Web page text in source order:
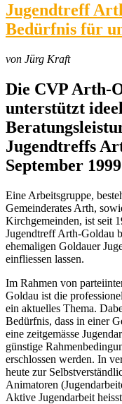
Jugendtreff
Bedürfnis für
von Jürg Kraft
Die CVP Arth-
unterstützt
Jugendtreffs
September 1999
Eine Arbeitsgruppe,
Gemeinderates Arth,
Kirchgemeinden, ist seit
Jugendtreff Arth-Goldau
ehemaligen Goldauer
einfliessen lassen.
Im Rahmen von
Goldau ist die
ein aktuelles Thema.
Bedürfnis, dass in einer
eine zeitgemässe
günstige
erschlossen werden. In
heute zur
Animatoren
Aktive Jugendarbeit